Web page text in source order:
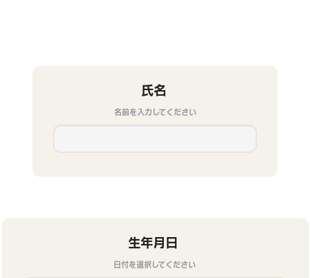
氏名
名前を入力してください
生年月日
日付を選択してください